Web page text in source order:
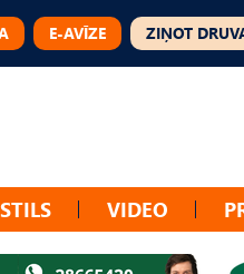
E-AVĪZE ZIŅOT
VIDEO